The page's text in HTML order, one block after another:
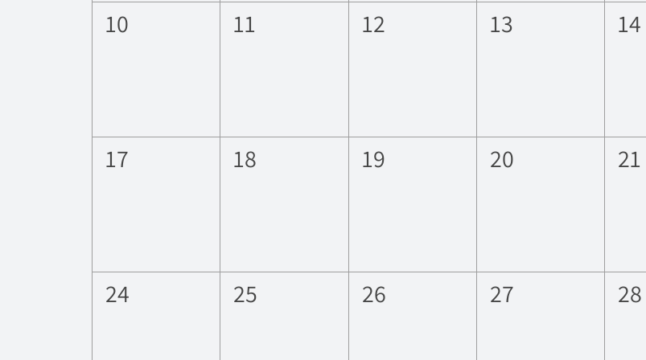
0
10
0
11
0
12
0
13
0
14
0
17
0
18
0
19
0
20
0
21
0
24
0
25
0
26
0
27
0
28